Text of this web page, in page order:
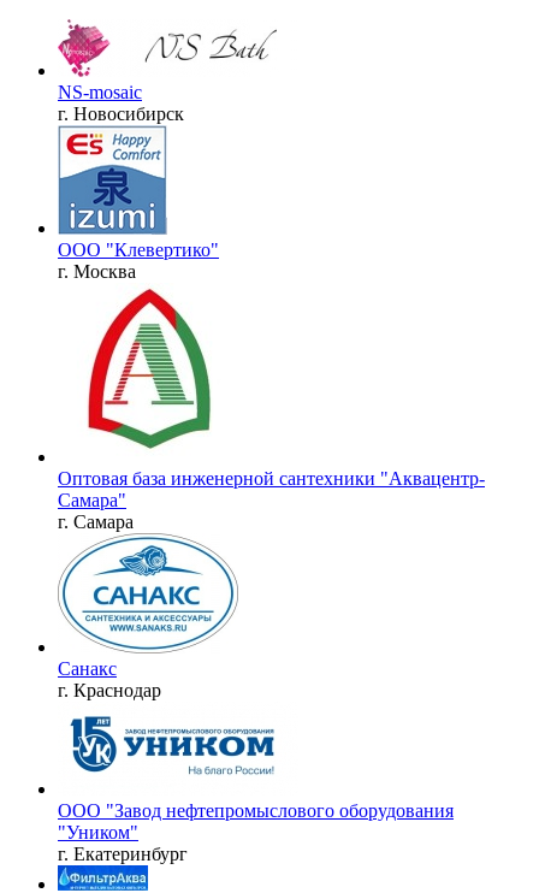
NS-mosaic
г. Новосибирск
ООО "Клевертико"
г. Москва
Оптовая база инженерной сантехники "Аквацентр-
Самара"
г. Самара
Санакс
г. Краснодар
ООО "Завод нефтепромыслового оборудования
"Уником"
г. Екатеринбург